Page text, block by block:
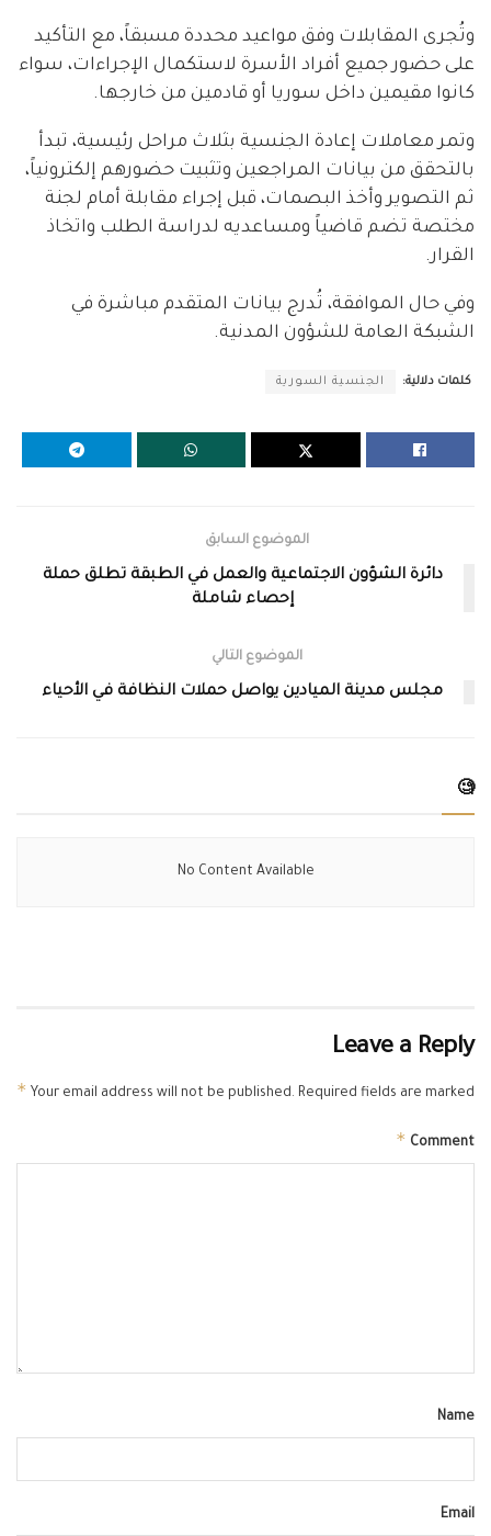
وتُجرى المقابلات وفق مواعيد محددة مسبقاً، مع التأكيد
على حضور جميع أفراد الأسرة لاستكمال الإجراءات، سواء
كانوا مقيمين داخل سوريا أو قادمين من خارجها.
وتمر معاملات إعادة الجنسية بثلاث مراحل رئيسية، تبدأ
بالتحقق من بيانات المراجعين وتثبيت حضورهم إلكترونياً،
ثم التصوير وأخذ البصمات، قبل إجراء مقابلة أمام لجنة
مختصة تضم قاضياً ومساعديه لدراسة الطلب واتخاذ
القرار.
وفي حال الموافقة، تُدرج بيانات المتقدم مباشرة في
الشبكة العامة للشؤون المدنية.
كلمات دلالية: الجنسية السورية
الموضوع السابق
دائرة الشؤون الاجتماعية والعمل في الطبقة تطلق حملة
إحصاء شاملة
الموضوع التالي
مجلس مدينة الميادين يواصل حملات النظافة في الأحياء
🧐
No Content Available
Leave a Reply
Your email address will not be published. Required fields are marked
*
Comment
*
Name
Email